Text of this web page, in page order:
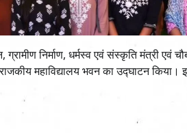
निर्माण, धर्मस्व एवं संस्कृति मंत्री एवं
महाविद्यालय भवन का उद्घाटन किया।